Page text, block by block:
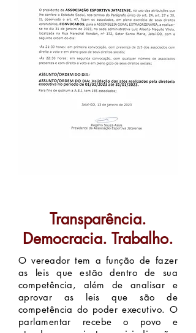
Transparência.
Democracia. Trabalho.
O vereador tem a função de fazer
as leis que estão dentro de sua
competência, além de analisar e
aprovar as leis que são de
competência do poder executivo. O
parlamentar recebe o povo e